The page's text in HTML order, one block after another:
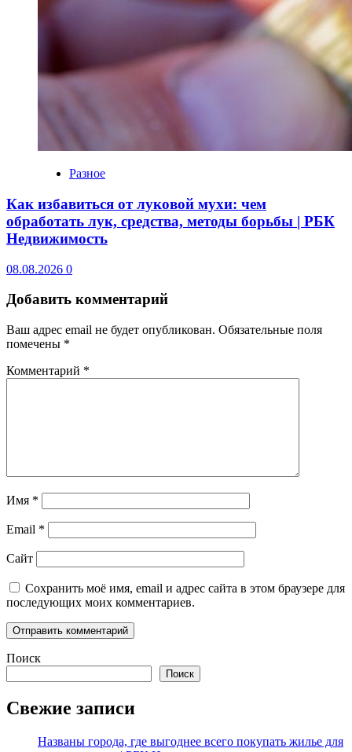
Разное
Как избавиться от луковой мухи: чем
обработать лук, средства, методы борьбы | РБК
Недвижимость
08.08.2026 0
Добавить комментарий
Ваш адрес email не будет опубликован. Обязательные поля
помечены *
Комментарий *
Имя *
Email *
Сайт
Сохранить моё имя, email и адрес сайта в этом браузере для
последующих моих комментариев.
Поиск
Поиск
Свежие записи
Названы города, где выгоднее всего покупать жилье для